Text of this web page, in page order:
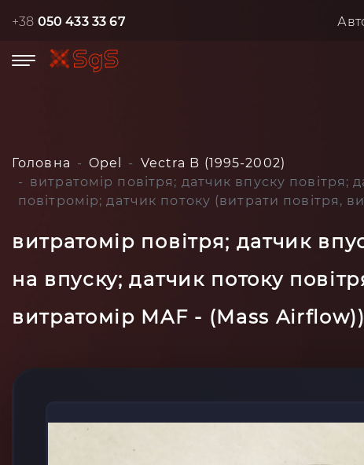
+38 050 433 33 67
Головна Opel
Vectra B (1995-2002)
витратомір повітря; датчик впуску повітря;
повітромір; датчик потоку (витрати повітря,
витратомір повітря; датчик
на впуску; датчик потоку
витратомір MAF - (Mass